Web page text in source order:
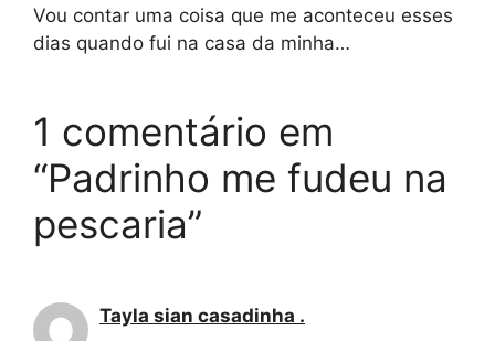
Vou contar uma coisa que me aconteceu esses
dias quando fui na casa da minha…
1 comentário em
“Padrinho me fudeu na
pescaria”
Tayla sian casadinha .